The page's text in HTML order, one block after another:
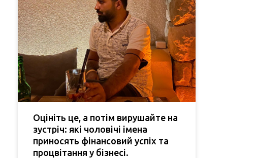
Оцініть це, а потім вирушайте на
зустріч: які чоловічі імена
приносять фінансовий успіх та
процвітання у бізнесі.